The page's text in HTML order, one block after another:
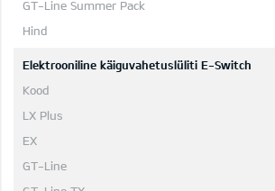
Elektrooniline käiguvahetuslüliti E-Switch